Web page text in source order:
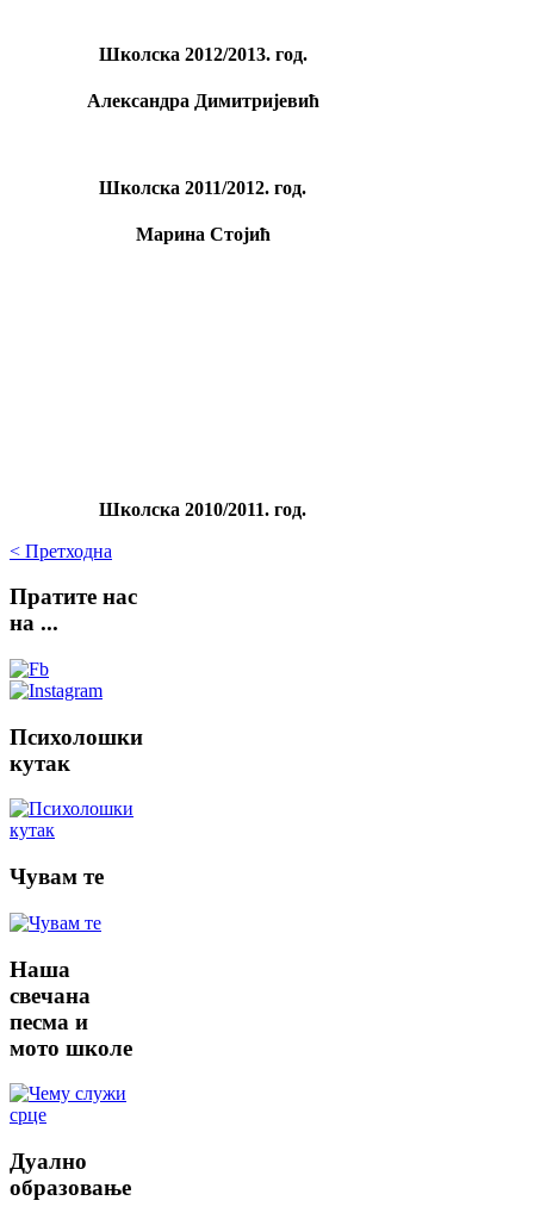
Школскa 2012/2013. год.
Александра Димитријевић
Школскa 2011/2012. год.
Марина Стојић
Школскa 2010/2011. год.
< Претходна
Пратите нас
на ...
Психолошки
кутак
Чувам те
Наша
свечана
песма и
мото школе
Дуално
образовање